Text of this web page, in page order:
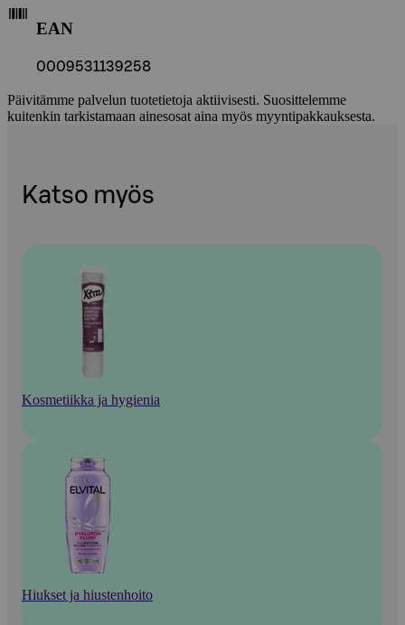
EAN
0009531139258
Päivitämme palvelun tuotetietoja aktiivisesti. Suosittelemme
kuitenkin tarkistamaan ainesosat aina myös myyntipakkauksesta.
Katso myös
Kosmetiikka ja hygienia
Hiukset ja hiustenhoito